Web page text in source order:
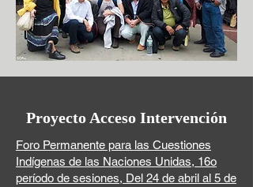
Proyecto Acceso Intervención
Foro Permanente para las Cuestiones
Indígenas de las Naciones Unidas, 16o
período de sesiones, Del 24 de abril al 5 de